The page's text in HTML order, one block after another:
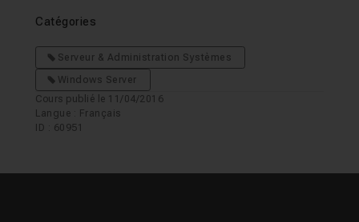
Catégories
Serveur & Administration Systèmes
Windows Server
Cours publié le 11/04/2016
Langue : Français
ID : 60951